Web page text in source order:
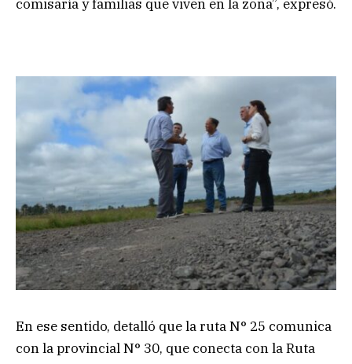
comisaría y familias que viven en la zona”, expresó.
En ese sentido, detalló que la ruta N° 25 comunica
con la provincial N° 30, que conecta con la Ruta